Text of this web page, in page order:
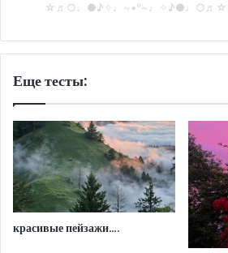
☆♬○♩●♪✧♩~•°~♩✧♪●♩○♬☆
Еще тесты:
красивые пейзажи….